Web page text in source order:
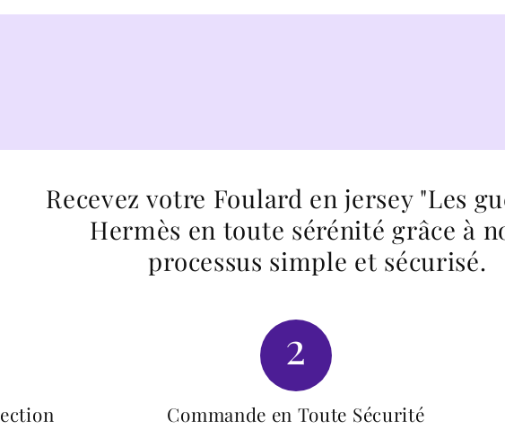
Recevez votre Foulard en jersey "Les
Hermès en toute sérénité grâce à
processus simple et sécurisé.
2
Commande en Toute Sécurité